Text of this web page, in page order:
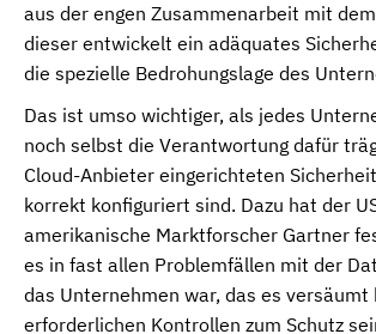
aus der engen Zusammenarbeit mit
dieser entwickelt ein adäquates
die spezielle Bedrohungslage des
Das ist umso wichtiger, als jedes
noch selbst die Verantwortung dafür
Cloud-Anbieter eingerichteten
korrekt konfiguriert sind. Dazu hat der
amerikanische Marktforscher Gartner
es in fast allen Problemfällen mit der
das Unternehmen war, das es versäumt
erforderlichen Kontrollen zum Schutz